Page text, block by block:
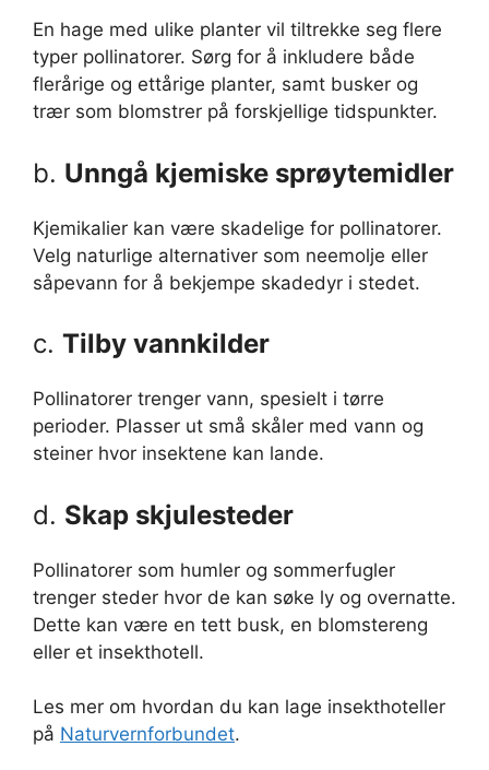
En hage med ulike planter vil tiltrekke seg flere
typer pollinatorer. Sørg for å inkludere både
flerårige og ettårige planter, samt busker og
trær som blomstrer på forskjellige tidspunkter.
b. Unngå kjemiske sprøytemidler
Kjemikalier kan være skadelige for pollinatorer.
Velg naturlige alternativer som neemolje eller
såpevann for å bekjempe skadedyr i stedet.
c. Tilby vannkilder
Pollinatorer trenger vann, spesielt i tørre
perioder. Plasser ut små skåler med vann og
steiner hvor insektene kan lande.
d. Skap skjulesteder
Pollinatorer som humler og sommerfugler
trenger steder hvor de kan søke ly og overnatte.
Dette kan være en tett busk, en blomstereng
eller et insekthotell.
Les mer om hvordan du kan lage insekthoteller
på Naturvernforbundet.